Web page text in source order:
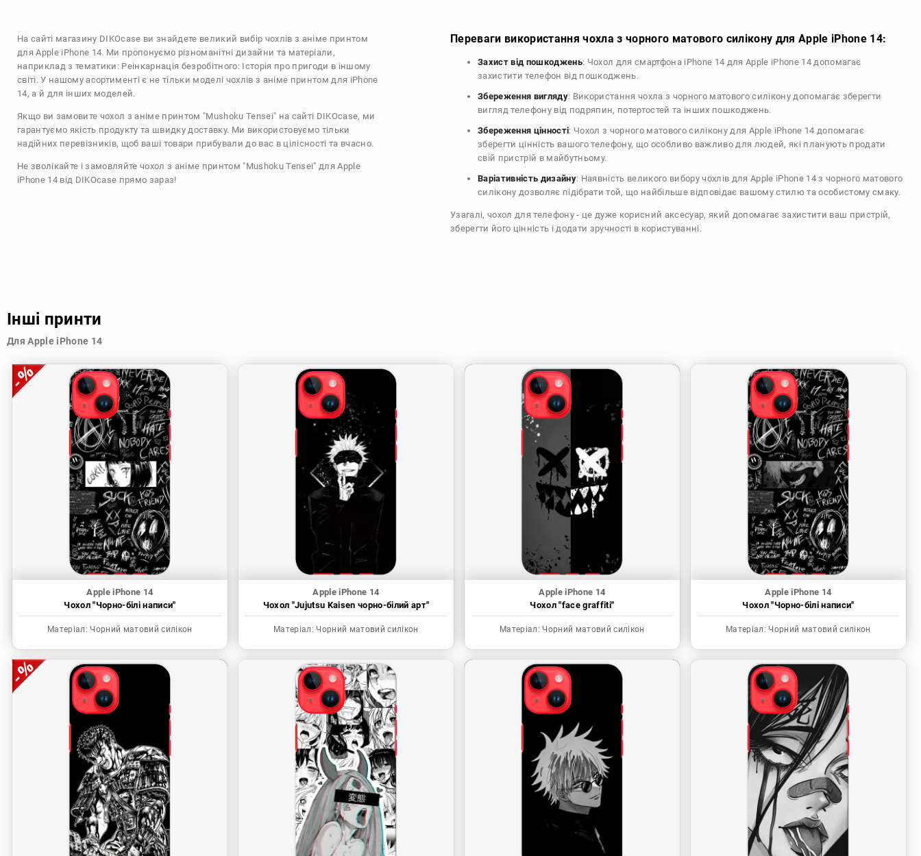
На сайті магазину DIKOcase ви знайдете великий вибір чохлів з аніме принтом
для Apple iPhone 14. Ми пропонуємо різноманітні дизайни та матеріали,
наприклад з тематики: Реінкарнація безробітного: Історія про пригоди в іншому
світі. У нашому асортименті є не тільки моделі чохлів з аніме принтом для iPhone
14, а й для інших моделей.
Якщо ви замовите чохол з аніме принтом "Mushoku Tensei" на сайті DIKOcase, ми
гарантуємо якість продукту та швидку доставку. Ми використовуємо тільки
надійних перевізників, щоб ваші товари прибували до вас в цілісності та вчасно.
Не зволікайте і замовляйте чохол з аніме принтом "Mushoku Tensei" для Apple
iPhone 14 від DIKOcase прямо зараз!
Переваги використання чохла з чорного матового силікону для Apple iPhone 14:
Захист від пошкоджень: Чохол для смартфона iPhone 14 для Apple iPhone 14 допомагає
захистити телефон від пошкоджень.
Збереження вигляду: Використання чохла з чорного матового силікону допомагає зберегти
вигляд телефону від подряпин, потертостей та інших пошкоджень.
Збереження цінності: Чохол з чорного матового силікону для Apple iPhone 14 допомагає
зберегти цінність вашого телефону, що особливо важливо для людей, які планують продати
свій пристрій в майбутньому.
Варіативність дизайну: Наявність великого вибору чохлів для Apple iPhone 14 з чорного матового
силікону дозволяє підібрати той, що найбільше відповідає вашому стилю та особистому смаку.
Узагалі, чохол для телефону - це дуже корисний аксесуар, який допомагає захистити ваш пристрій,
зберегти його цінність і додати зручності в користуванні.
Інші принти
Для Apple iPhone 14
Apple iPhone 14
Чохол "Чорно-білі написи"
Матеріал: Чорний матовий силікон
Apple iPhone 14
Чохол "Jujutsu Kaisen чорно-білий арт"
Матеріал: Чорний матовий силікон
Apple iPhone 14
Чохол "face graffiti"
Матеріал: Чорний матовий силікон
Apple iPhone 14
Чохол "Чорно-білі написи"
Матеріал: Чорний матовий силікон